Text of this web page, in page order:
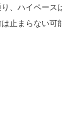
、ハイペース
止まらない可